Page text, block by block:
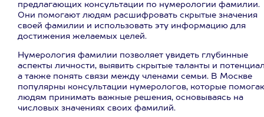
предлагающих консультации по нумерологии фамилии.
Они помогают людям расшифровать скрытые значения
своей фамилии и использовать эту информацию для
достижения желаемых целей.
Нумерология фамилии позволяет увидеть глубинные
аспекты личности, выявить скрытые таланты и
а также понять связи между членами семьи. В Москве
популярны консультации нумерологов, которые
людям принимать важные решения, основываясь на
числовых значениях своих фамилий.